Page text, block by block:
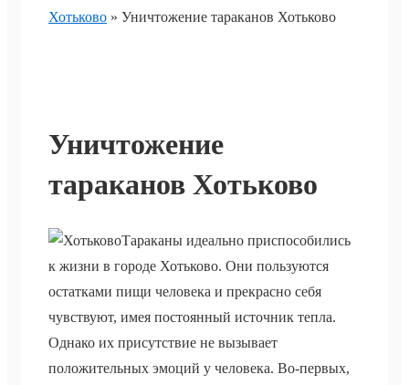
Хотьково » Уничтожение тараканов Хотьково
Уничтожение
тараканов Хотьково
Тараканы идеально приспособились
к жизни в городе Хотьково. Они пользуются
остатками пищи человека и прекрасно себя
чувствуют, имея постоянный источник тепла.
Однако их присутствие не вызывает
положительных эмоций у человека. Во-первых,